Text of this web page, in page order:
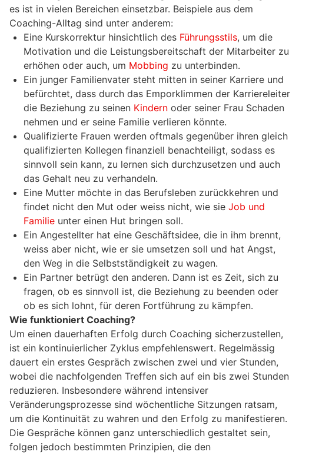
es ist in vielen Bereichen einsetzbar. Beispiele aus dem
Coaching-Alltag sind unter anderem:
Eine Kurskorrektur hinsichtlich des Führungsstils, um die
Motivation und die Leistungsbereitschaft der Mitarbeiter zu
erhöhen oder auch, um Mobbing zu unterbinden.
Ein junger Familienvater steht mitten in seiner Karriere und
befürchtet, dass durch das Emporklimmen der Karriereleiter
die Beziehung zu seinen Kindern oder seiner Frau Schaden
nehmen und er seine Familie verlieren könnte.
Qualifizierte Frauen werden oftmals gegenüber ihren gleich
qualifizierten Kollegen finanziell benachteiligt, sodass es
sinnvoll sein kann, zu lernen sich durchzusetzen und auch
das Gehalt neu zu verhandeln.
Eine Mutter möchte in das Berufsleben zurückkehren und
findet nicht den Mut oder weiss nicht, wie sie Job und
Familie unter einen Hut bringen soll.
Ein Angestellter hat eine Geschäftsidee, die in ihm brennt,
weiss aber nicht, wie er sie umsetzen soll und hat Angst,
den Weg in die Selbstständigkeit zu wagen.
Ein Partner betrügt den anderen. Dann ist es Zeit, sich zu
fragen, ob es sinnvoll ist, die Beziehung zu beenden oder
ob es sich lohnt, für deren Fortführung zu kämpfen.
Wie funktioniert Coaching?
Um einen dauerhaften Erfolg durch Coaching sicherzustellen,
ist ein kontinuierlicher Zyklus empfehlenswert. Regelmässig
dauert ein erstes Gespräch zwischen zwei und vier Stunden,
wobei die nachfolgenden Treffen sich auf ein bis zwei Stunden
reduzieren. Insbesondere während intensiver
Veränderungsprozesse sind wöchentliche Sitzungen ratsam,
um die Kontinuität zu wahren und den Erfolg zu manifestieren.
Die Gespräche können ganz unterschiedlich gestaltet sein,
folgen jedoch bestimmten Prinzipien, die den